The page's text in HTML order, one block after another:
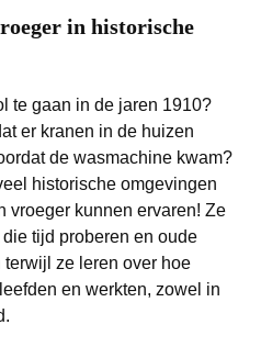
in historische
te gaan in de jaren 1910?
er kranen in de huizen
de wasmachine kwam?
historische omgevingen
vroeger kunnen ervaren! Ze
tijd proberen en oude
ze leren over hoe
en werkten, zowel in